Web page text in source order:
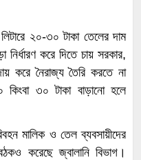
২০-৩০ টাকা তেলের দাম
করে দিতে চায় সরকার,
করে নৈরাজ্য তৈরি করতে না
কিংবা ৩০ টাকা বাড়ানো হলে
মালিক ও তেল ব্যবসায়ীদের
করেছে জ্বালানি বিভাগ।